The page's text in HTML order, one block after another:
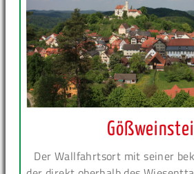
Der Wallfahrtsort mit seiner